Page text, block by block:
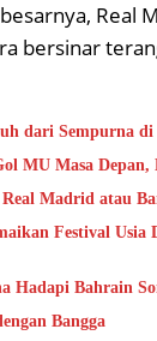
Real
bersinar
dari Sempurna
MU Masa
Madrid atau
Festival
Hadapi Bahrain
Bangga